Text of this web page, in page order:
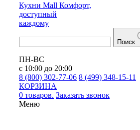
Кухни Mall Комфорт,
доступный
каждому
Поиск
ПН-ВС
с 10:00 до 20:00
8 (800) 302-77-06 8 (499) 348-15-11
КОРЗИНА
0 товаров. Заказать звонок
Меню